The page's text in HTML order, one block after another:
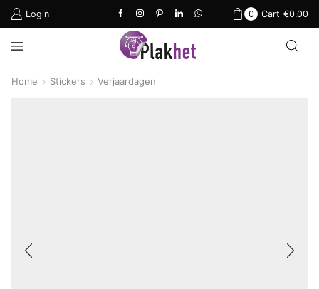
Login 0 Cart €0.00
Home Stickers Verjaardagen